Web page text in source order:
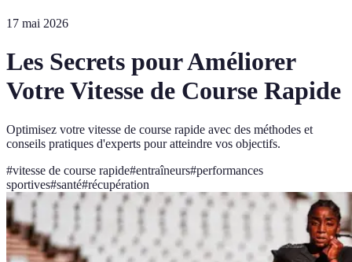
17 mai 2026
Les Secrets pour Améliorer
Votre Vitesse de Course Rapide
Optimisez votre vitesse de course rapide avec des méthodes et
conseils pratiques d'experts pour atteindre vos objectifs.
#vitesse de course rapide#entraîneurs#performances
sportives#santé#récupération